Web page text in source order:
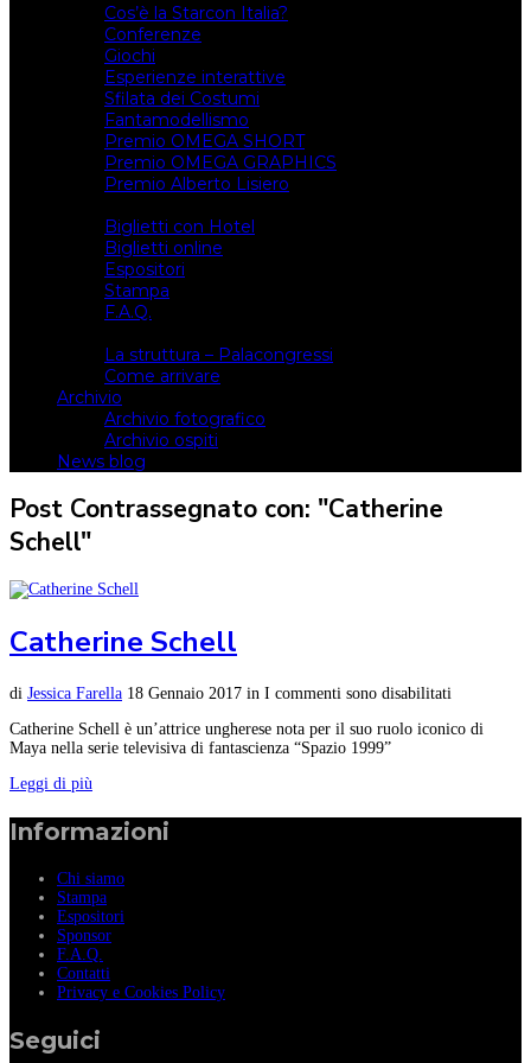
Cos’è la Starcon Italia?
Conferenze
Giochi
Esperienze interattive
Sfilata dei Costumi
Fantamodellismo
Premio OMEGA SHORT
Premio OMEGA GRAPHICS
Premio Alberto Lisiero
Biglietti con Hotel
Biglietti online
Espositori
Stampa
F.A.Q.
La struttura – Palacongressi
Come arrivare
Archivio
Archivio fotografico
Archivio ospiti
News blog
Post Contrassegnato con: "Catherine
Schell"
Catherine Schell
di Jessica Farella 18 Gennaio 2017 in I commenti sono disabilitati
Catherine Schell è un’attrice ungherese nota per il suo ruolo iconico di
Maya nella serie televisiva di fantascienza “Spazio 1999”
Leggi di più
Informazioni
Chi siamo
Stampa
Espositori
Sponsor
F.A.Q.
Contatti
Privacy e Cookies Policy
Seguici